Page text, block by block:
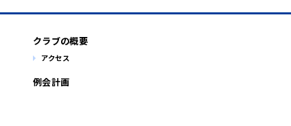
クラブの概要
アクセス
例会計画